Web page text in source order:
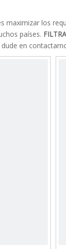
los
países.
en